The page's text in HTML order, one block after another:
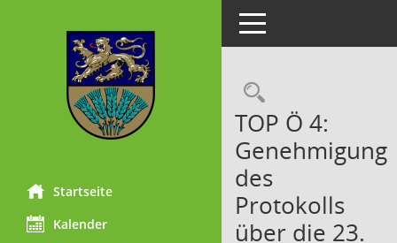
Startseite
Kalender
Toggle navigation
TOP Ö 4:
Genehmigung
des
Protokolls
über die 23.